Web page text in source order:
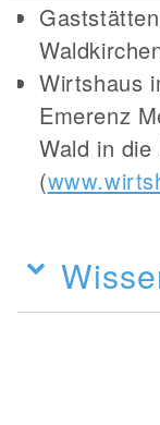
Wirtshaus
Emerenz
Wald in
(